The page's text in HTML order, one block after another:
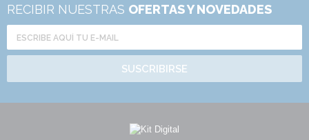
RECIBIR NUESTRAS OFERTAS Y NOVEDADES
SUSCRIBIRSE